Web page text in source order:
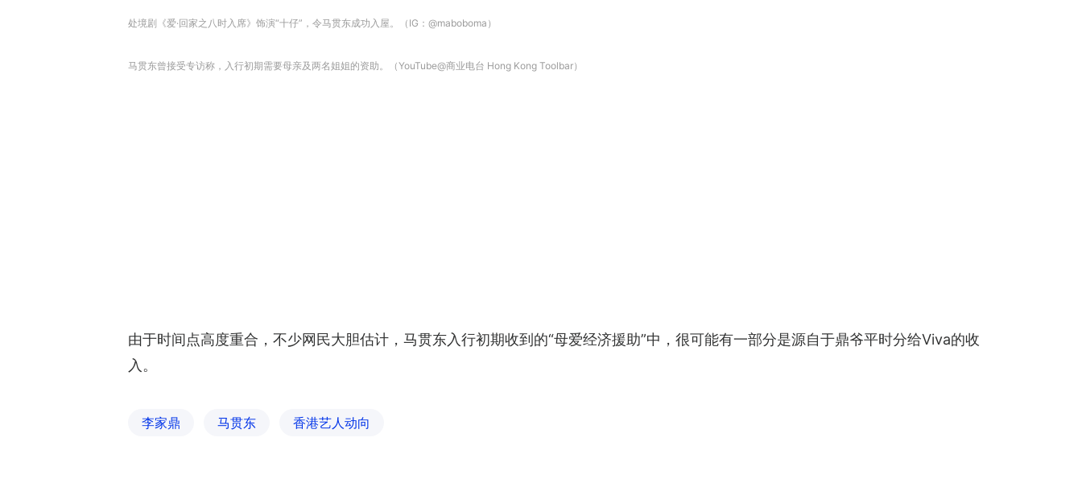
处境剧《爱·回家之八时入席》饰演“十仔”，令马贯东成功入屋。（IG：@maboboma）
马贯东曾接受专访称，入行初期需要母亲及两名姐姐的资助。（YouTube@商业电台 Hong Kong Toolbar）
由于时间点高度重合，不少网民大胆估计，马贯东入行初期收到的“母爱经济援助”中，很可能有一部分是源自于鼎爷平时分给Viva的收
入。
李家鼎 马贯东 香港艺人动向